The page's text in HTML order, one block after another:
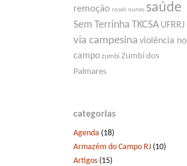
remoção roseli nunes saúde
Sem Terrinha TKCSA UFRRJ
via campesina violência no
campo zumbi Zumbi dos
Palmares
categorias
Agenda (18)
Armazém do Campo RJ (10)
Artigos (15)